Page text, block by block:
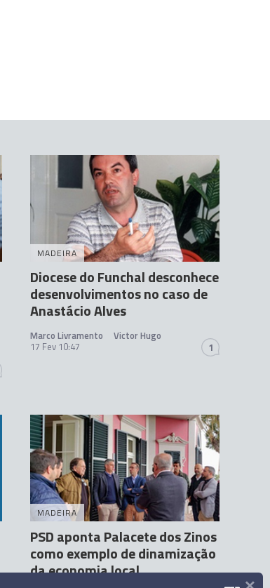
MADEIRA
Diocese do Funchal desconhece
desenvolvimentos no caso de
Anastácio Alves
Marco Livramento
Victor Hugo
17 Fev 10:47
1
MADEIRA
PSD aponta Palacete dos Zinos
como exemplo de dinamização
da economia local